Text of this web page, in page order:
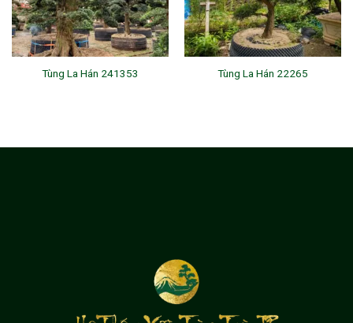
Tùng La Hán 241353 Tùng La Hán 22265